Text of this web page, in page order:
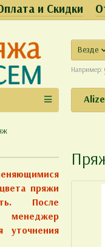
и Скидки
Везде
Например:
Alize
пряжи
После
менеджер
уточнения